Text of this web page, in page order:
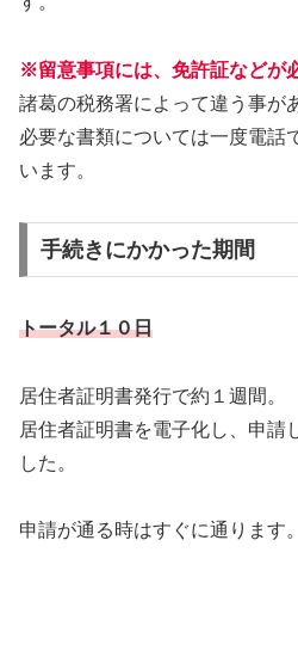
※留意事項には、免許証などが
諸葛の税務署によって違う事が
必要な書類については一度電話
います。
手続きにかかった期間
トータル１０日
居住者証明書発行で約１週間。
居住者証明書を電子化し、申請
した。
申請が通る時はすぐに通ります。